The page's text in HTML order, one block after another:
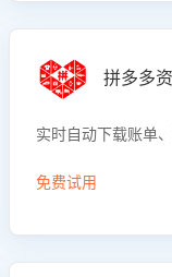
拼多多
实时自动下载账单
免费试用